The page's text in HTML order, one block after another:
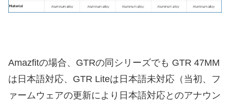
Amazfitの場合、GTRの同シリーズでも GTR 47MM
は日本語対応、GTR Liteは日本語未対応（当初、フ
ァームウェアの更新により日本語対応とのアナウン